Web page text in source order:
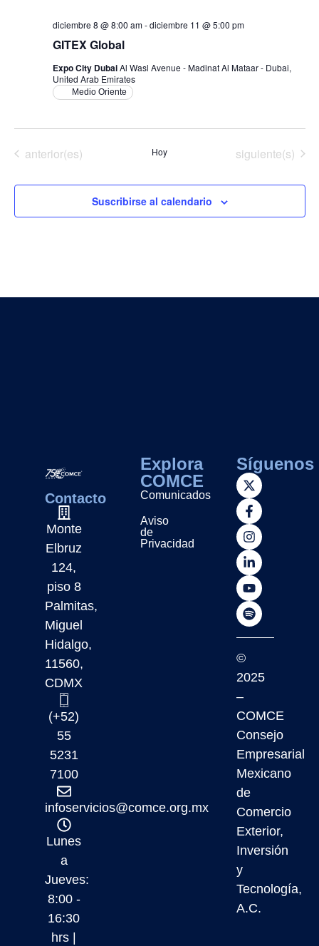
GITEX Global
diciembre 8 @ 8:00 am-diciembre 11 @ 5:00 pm
Expo City DubaiAl Wasl Avenue - Madinat Al Mataar - Dubai,
United Arab Emirates
Medio Oriente
Eventos
anterior(es) Hoy Eventos
siguiente(s)
Suscribirse al calendario
Contacto
Monte
Elbruz
124,
piso 8
Palmitas,
Miguel
Hidalgo,
11560,
CDMX
(+52)
55
5231
7100
infoservicios@comce.org.mx
Lunes
a
Jueves:
8:00 -
16:30
hrs |
Explora
COMCE
Comunicados
Aviso
de
Privacidad
Síguenos
©
2025
–
COMCE
Consejo
Empresarial
Mexicano
de
Comercio
Exterior,
Inversión
y
Tecnología,
A.C.